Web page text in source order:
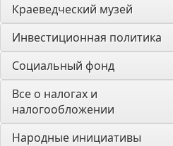
Краеведческий музей
Инвестиционная политика
Социальный фонд
Все о налогах и
налогообложении
Народные инициативы